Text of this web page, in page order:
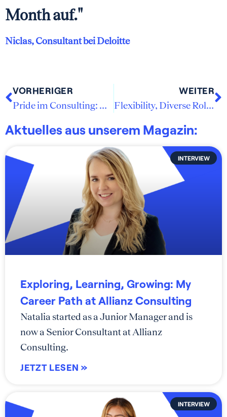
Month auf."
Niclas, Consultant bei Deloitte
VORHERIGER
Pride im Consulting: Wie Diversity wirklich gelebt wird
WEITER
Flexibility, Diverse Roles, and Continuous Growth at Allianz Consulting
Aktuelles aus unserem Magazin:
INTERVIEW
Exploring, Learning, Growing: My
Career Path at Allianz Consulting
Natalia started as a Junior Manager and is
now a Senior Consultant at Allianz
Consulting.
JETZT LESEN »
INTERVIEW